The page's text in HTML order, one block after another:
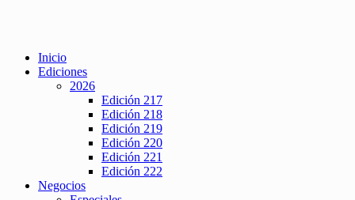
Inicio
Ediciones
2026
Edición 217
Edición 218
Edición 219
Edición 220
Edición 221
Edición 222
Negocios